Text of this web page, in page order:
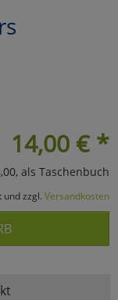
14,00 € *
als Taschenbuch
zzgl. Versandkosten